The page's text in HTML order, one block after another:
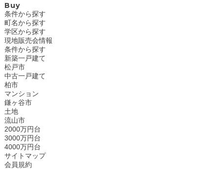
Buy
条件から探す
町名から探す
学区から探す
現地販売会情報
条件から探す
新築一戸建て
松戸市
中古一戸建て
柏市
マンション
鎌ヶ谷市
土地
流山市
2000万円台
3000万円台
4000万円台
サイトマップ
会員規約